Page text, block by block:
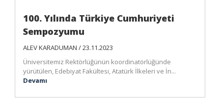
100. Yılında Türkiye Cumhuriyeti
Sempozyumu
ALEV KARADUMAN / 23.11.2023
Üniversitemiz Rektörlüğünün koordinatörlüğünde
yürütülen, Edebiyat Fakültesi, Atatürk İlkeleri ve İn...
Devamı